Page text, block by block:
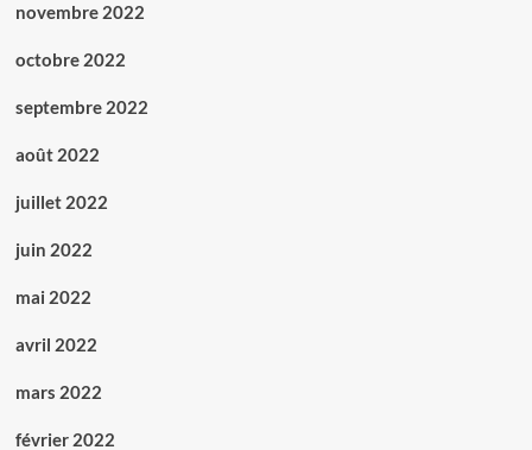
novembre 2022
octobre 2022
septembre 2022
août 2022
juillet 2022
juin 2022
mai 2022
avril 2022
mars 2022
février 2022